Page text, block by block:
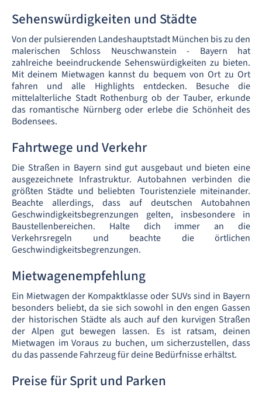
Sehenswürdigkeiten und Städte
Von der pulsierenden Landeshauptstadt München bis zu den
malerischen Schloss Neuschwanstein - Bayern hat
zahlreiche beeindruckende Sehenswürdigkeiten zu bieten.
Mit deinem Mietwagen kannst du bequem von Ort zu Ort
fahren und alle Highlights entdecken. Besuche die
mittelalterliche Stadt Rothenburg ob der Tauber, erkunde
das romantische Nürnberg oder erlebe die Schönheit des
Bodensees.
Fahrtwege und Verkehr
Die Straßen in Bayern sind gut ausgebaut und bieten eine
ausgezeichnete Infrastruktur. Autobahnen verbinden die
größten Städte und beliebten Touristenziele miteinander.
Beachte allerdings, dass auf deutschen Autobahnen
Geschwindigkeitsbegrenzungen gelten, insbesondere in
Baustellenbereichen. Halte dich immer an die
Verkehrsregeln und beachte die örtlichen
Geschwindigkeitsbegrenzungen.
Mietwagenempfehlung
Ein Mietwagen der Kompaktklasse oder SUVs sind in Bayern
besonders beliebt, da sie sich sowohl in den engen Gassen
der historischen Städte als auch auf den kurvigen Straßen
der Alpen gut bewegen lassen. Es ist ratsam, deinen
Mietwagen im Voraus zu buchen, um sicherzustellen, dass
du das passende Fahrzeug für deine Bedürfnisse erhältst.
Preise für Sprit und Parken